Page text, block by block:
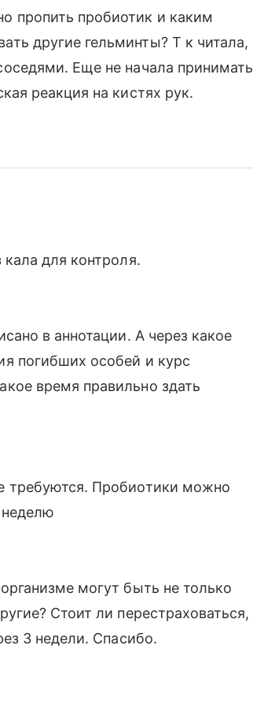
пропить пробиотик и каким
другие гельминты? Т к читала,
Еще не начала принимать
реакция на кистях рук.
для контроля.
в аннотации. А через какое
погибших особей и курс
время правильно здать
требуются. Пробиотики можно
неделю
могут быть не только
Стоит ли перестраховаться,
3 недели. Спасибо.